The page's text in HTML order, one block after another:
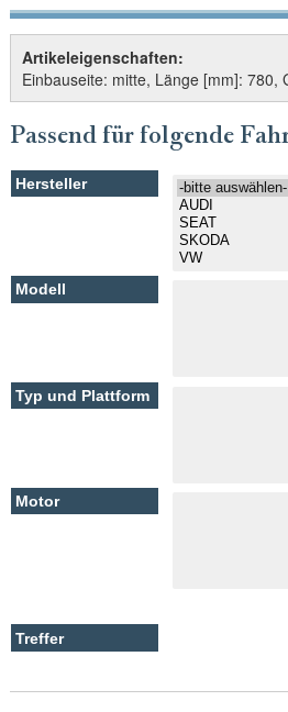
Artikeleigenschaften:
Einbauseite: mitte, Länge [mm]: 780,
Passend für folgende